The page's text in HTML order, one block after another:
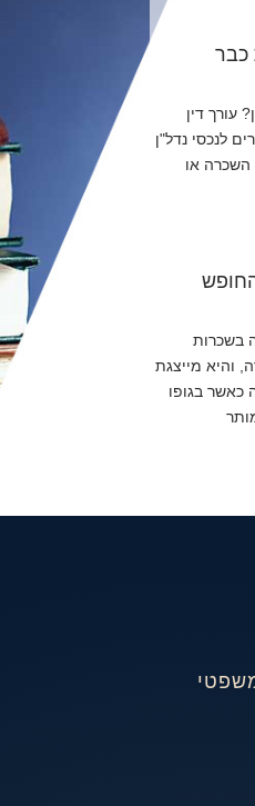
כבר
עורך דין
לנכסי נדל"ן
השכרה או
בשכרות
והיא מייצגת
כאשר בגופו